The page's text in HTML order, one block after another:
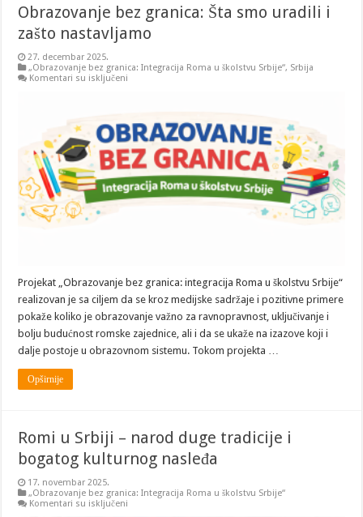
Obrazovanje bez granica: Šta smo uradili i
zašto nastavljamo
27. decembar 2025.
„Obrazovanje bez granica: Integracija Roma u školstvu Srbije“, Srbija
Komentari su isključeni
smo
uradili
i
zašto
nastavljamo
Projekat „Obrazovanje bez granica: integracija Roma u školstvu Srbije“
realizovan je sa ciljem da se kroz medijske sadržaje i pozitivne primere
pokaže koliko je obrazovanje važno za ravnopravnost, uključivanje i
bolju budućnost romske zajednice, ali i da se ukaže na izazove koji i
dalje postoje u obrazovnom sistemu. Tokom projekta …
Opširnije
Romi u Srbiji – narod duge tradicije i
bogatog kulturnog nasleđa
17. novembar 2025.
„Obrazovanje bez granica: Integracija Roma u školstvu Srbije“
Komentari su isključeni